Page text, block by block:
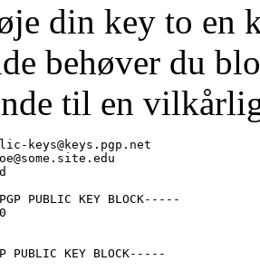
din key to en
behøver du
til en